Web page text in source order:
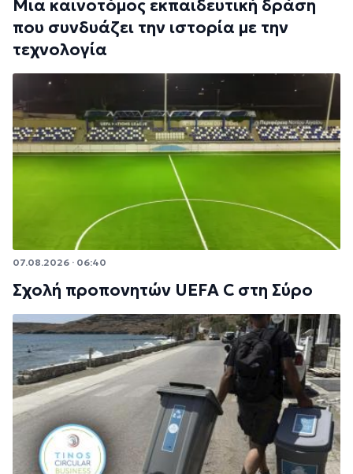
Μια καινοτόμος εκπαιδευτική δράση
που συνδυάζει την ιστορία με την
τεχνολογία
07.08.2026 · 06:40
Σχολή προπονητών UEFA C στη Σύρο